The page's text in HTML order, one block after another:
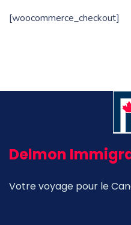
[woocommerce_checkout]
Delmon
Votre voyage pour le